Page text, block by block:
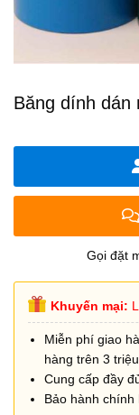
Băng dính dán
Gọi đặt
Khuyến mại:
Miễn phí giao
hàng trên 3 triệu
Cung cấp đầy
Bảo hành